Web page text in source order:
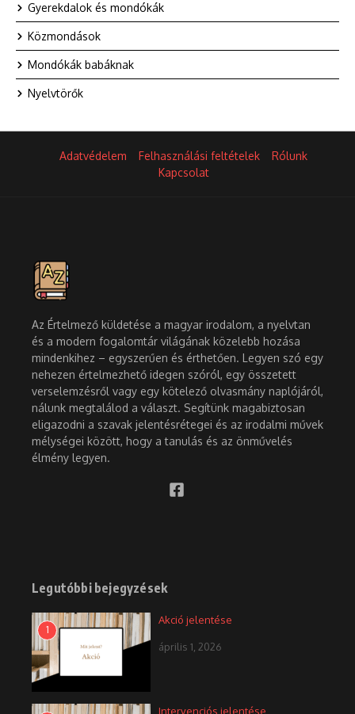
Gyerekdalok és mondókák
Közmondások
Mondókák babáknak
Nyelvtörők
Adatvédelem Felhasználási feltételek
Rólunk
Kapcsolat
Az Értelmező küldetése a magyar irodalom, a nyelvtan
és a modern fogalomtár világának közelebb hozása
mindenkihez – egyszerűen és érthetően. Legyen szó egy
nehezen értelmezhető idegen szóról, egy összetett
verselemzésről vagy egy kötelező olvasmány naplójáról,
nálunk megtalálod a választ. Segítünk magabiztosan
eligazodni a szavak jelentésrétegei és az irodalmi művek
mélységei között, hogy a tanulás és az önművelés
élmény legyen.
Legutóbbi bejegyzések
1
Akció jelentése
április 1, 2026
Intervenciós jelentése